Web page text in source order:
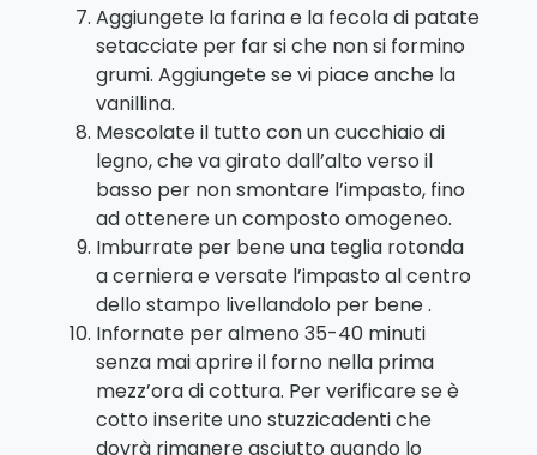
Aggiungete la farina e la fecola di patate
setacciate per far si che non si formino
grumi. Aggiungete se vi piace anche la
vanillina.
Mescolate il tutto con un cucchiaio di
legno, che va girato dall’alto verso il
basso per non smontare l’impasto, fino
ad ottenere un composto omogeneo.
Imburrate per bene una teglia rotonda
a cerniera e versate l’impasto al centro
dello stampo livellandolo per bene .
Infornate per almeno 35-40 minuti
senza mai aprire il forno nella prima
mezz’ora di cottura. Per verificare se è
cotto inserite uno stuzzicadenti che
dovrà rimanere asciutto quando lo